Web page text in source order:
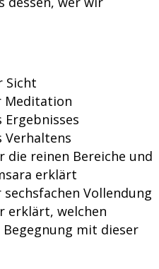
Sicht
Meditation
Ergebnisses
Verhaltens
die reinen Bereiche und
erklärt
Vollendung
erklärt, welchen
mit dieser